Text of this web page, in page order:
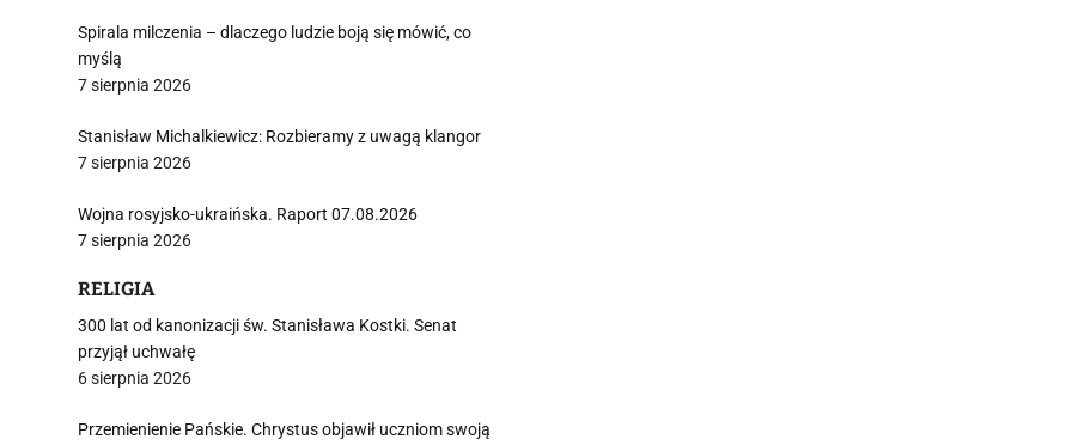
Spirala milczenia – dlaczego ludzie boją się mówić, co
myślą
7 sierpnia 2026
Stanisław Michalkiewicz: Rozbieramy z uwagą klangor
7 sierpnia 2026
Wojna rosyjsko-ukraińska. Raport 07.08.2026
7 sierpnia 2026
RELIGIA
300 lat od kanonizacji św. Stanisława Kostki. Senat
przyjął uchwałę
6 sierpnia 2026
Przemienienie Pańskie. Chrystus objawił uczniom swoją